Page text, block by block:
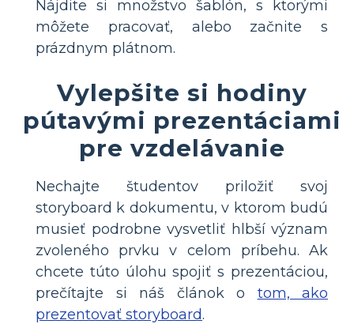
Nájdite si množstvo šablón, s ktorými
môžete pracovať, alebo začnite s
prázdnym plátnom.
Vylepšite si hodiny
pútavými prezentáciami
pre vzdelávanie
Nechajte študentov priložiť svoj
storyboard k dokumentu, v ktorom budú
musieť podrobne vysvetliť hlbší význam
zvoleného prvku v celom príbehu. Ak
chcete túto úlohu spojiť s prezentáciou,
prečítajte si náš článok o tom, ako
prezentovať storyboard.